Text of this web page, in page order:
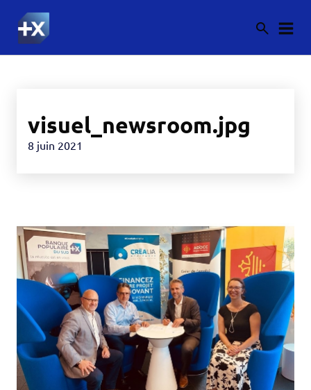
visuel_newsroom.jpg
8 juin 2021